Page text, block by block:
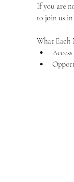
If you are
to join us
What Each